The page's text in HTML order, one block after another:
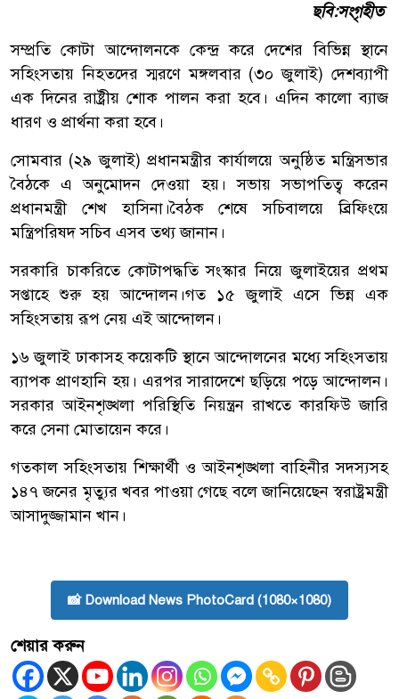
ছবি:সংগৃহীত
সম্প্রতি কোটা আন্দোলনকে কেন্দ্র করে দেশের বিভিন্ন স্থানে
সহিংসতায় নিহতদের স্মরণে মঙ্গলবার (৩০ জুলাই) দেশব্যাপী
এক দিনের রাষ্ট্রীয় শোক পালন করা হবে। এদিন কালো ব্যাজ
ধারণ ও প্রার্থনা করা হবে।
সোমবার (২৯ জুলাই) প্রধানমন্ত্রীর কার্যালয়ে অনুষ্ঠিত মন্ত্রিসভার
বৈঠকে এ অনুমোদন দেওয়া হয়। সভায় সভাপতিত্ব করেন
প্রধানমন্ত্রী শেখ হাসিনা।বৈঠক শেষে সচিবালয়ে ব্রিফিংয়ে
মন্ত্রিপরিষদ সচিব এসব তথ্য জানান।
সরকারি চাকরিতে কোটাপদ্ধতি সংস্কার নিয়ে জুলাইয়ের প্রথম
সপ্তাহে শুরু হয় আন্দোলন।গত ১৫ জুলাই এসে ভিন্ন এক
সহিংসতায় রূপ নেয় এই আন্দোলন।
১৬ জুলাই ঢাকাসহ কয়েকটি স্থানে আন্দোলনের মধ্যে সহিংসতায়
ব্যাপক প্রাণহানি হয়। এরপর সারাদেশে ছড়িয়ে পড়ে আন্দোলন।
সরকার আইনশৃঙ্খলা পরিস্থিতি নিয়ন্ত্রন রাখতে কারফিউ জারি
করে সেনা মোতায়েন করে।
গতকাল সহিংসতায় শিক্ষার্থী ও আইনশৃঙ্খলা বাহিনীর সদস্যসহ
১৪৭ জনের মৃত্যুর খবর পাওয়া গেছে বলে জানিয়েছেন স্বরাষ্ট্রমন্ত্রী
আসাদুজ্জামান খান।
📸 Download News PhotoCard (1080×1080)
শেয়ার করুন